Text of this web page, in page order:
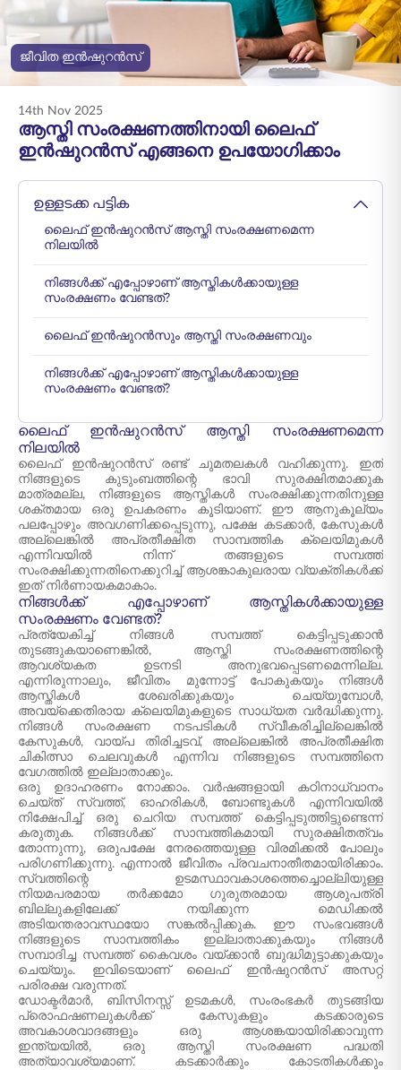
ENGLISH
ഓൺലൈനായി
വാങ്ങുക
പ്രീമിയം അടയ്ക്കുക
ജീവിത ഇൻഷുറൻസ്
14th Nov 2025
ആസ്തി സംരക്ഷണത്തിനായി ലൈഫ്
ഇൻഷുറൻസ് എങ്ങനെ ഉപയോഗിക്കാം
ഉള്ളടക്ക പട്ടിക
ലൈഫ് ഇൻഷുറൻസ് ആസ്തി സംരക്ഷണമെന്ന
നിലയിൽ
നിങ്ങൾക്ക് എപ്പോഴാണ് ആസ്തികൾക്കായുള്ള
സംരക്ഷണം വേണ്ടത്?
ലൈഫ് ഇൻഷുറൻസും ആസ്തി സംരക്ഷണവും
നിങ്ങൾക്ക് എപ്പോഴാണ് ആസ്തികൾക്കായുള്ള
സംരക്ഷണം വേണ്ടത്?
ലൈഫ് ഇൻഷുറൻസ് ആസ്തി സംരക്ഷണമെന്ന
നിലയിൽ
ലൈഫ് ഇൻഷുറൻസ് രണ്ട് ചുമതലകൾ വഹിക്കുന്നു. ഇത്
നിങ്ങളുടെ കുടുംബത്തിന്റെ ഭാവി സുരക്ഷിതമാക്കുക
മാത്രമല്ല, നിങ്ങളുടെ ആസ്തികൾ സംരക്ഷിക്കുന്നതിനുള്ള
ശക്തമായ ഒരു ഉപകരണം കൂടിയാണ്. ഈ ആനുകൂല്യം
പലപ്പോഴും അവഗണിക്കപ്പെടുന്നു, പക്ഷേ കടക്കാർ, കേസുകൾ
അല്ലെങ്കിൽ അപ്രതീക്ഷിത സാമ്പത്തിക ക്ലെയിമുകൾ
എന്നിവയിൽ നിന്ന് തങ്ങളുടെ സമ്പത്ത്
സംരക്ഷിക്കുന്നതിനെക്കുറിച്ച് ആശങ്കാകുലരായ വ്യക്തികൾക്ക്
ഇത് നിർണായകമാകാം.
നിങ്ങൾക്ക് എപ്പോഴാണ് ആസ്തികൾക്കായുള്ള
സംരക്ഷണം വേണ്ടത്?
പ്രത്യേകിച്ച് നിങ്ങൾ സമ്പത്ത് കെട്ടിപ്പടുക്കാൻ
തുടങ്ങുകയാണെങ്കിൽ, ആസ്തി സംരക്ഷണത്തിന്റെ
ആവശ്യകത ഉടനടി അനുഭവപ്പെടണമെന്നില്ല.
എന്നിരുന്നാലും, ജീവിതം മുന്നോട്ട് പോകുകയും നിങ്ങൾ
ആസ്തികൾ ശേഖരിക്കുകയും ചെയ്യുമ്പോൾ,
അവയ്‌ക്കെതിരായ ക്ലെയിമുകളുടെ സാധ്യത വർദ്ധിക്കുന്നു.
നിങ്ങൾ സംരക്ഷണ നടപടികൾ സ്വീകരിച്ചില്ലെങ്കിൽ
കേസുകൾ, വായ്പ തിരിച്ചടവ്, അല്ലെങ്കിൽ അപ്രതീക്ഷിത
ചികിത്സാ ചെലവുകൾ എന്നിവ നിങ്ങളുടെ സമ്പത്തിനെ
വേഗത്തിൽ ഇല്ലാതാക്കും.
ഒരു ഉദാഹരണം നോക്കാം. വർഷങ്ങളായി കഠിനാധ്വാനം
ചെയ്ത് സ്വത്ത്, ഓഹരികൾ, ബോണ്ടുകൾ എന്നിവയിൽ
നിക്ഷേപിച്ച് ഒരു ചെറിയ സമ്പത്ത് കെട്ടിപ്പടുത്തിട്ടുണ്ടെന്ന്
കരുതുക. നിങ്ങൾക്ക് സാമ്പത്തികമായി സുരക്ഷിതത്വം
തോന്നുന്നു, ഒരുപക്ഷേ നേരത്തെയുള്ള വിരമിക്കൽ പോലും
പരിഗണിക്കുന്നു. എന്നാൽ ജീവിതം പ്രവചനാതീതമായിരിക്കാം.
സ്വത്തിന്റെ ഉടമസ്ഥാവകാശത്തെച്ചൊല്ലിയുള്ള
നിയമപരമായ തർക്കമോ ഗുരുതരമായ ആശുപത്രി
ബില്ലുകളിലേക്ക് നയിക്കുന്ന മെഡിക്കൽ
അടിയന്തരാവസ്ഥയോ സങ്കൽപ്പിക്കുക. ഈ സംഭവങ്ങൾ
നിങ്ങളുടെ സാമ്പത്തികം ഇല്ലാതാക്കുകയും നിങ്ങൾ
സമ്പാദിച്ച സമ്പത്ത് കൈവശം വയ്ക്കാൻ ബുദ്ധിമുട്ടാക്കുകയും
ചെയ്യും. ഇവിടെയാണ് ലൈഫ് ഇൻഷുറൻസ് അസറ്റ്
പരിരക്ഷ വരുന്നത്.
ഡോക്ടർമാർ, ബിസിനസ്സ് ഉടമകൾ, സംരംഭകർ തുടങ്ങിയ
പ്രൊഫഷണലുകൾക്ക് കേസുകളും കടക്കാരുടെ
അവകാശവാദങ്ങളും ഒരു ആശങ്കയായിരിക്കാവുന്ന
ഇന്ത്യയിൽ, ഒരു ആസ്തി സംരക്ഷണ പദ്ധതി
അത്യാവശ്യമാണ്. കടക്കാർക്കും കോടതികൾക്കും